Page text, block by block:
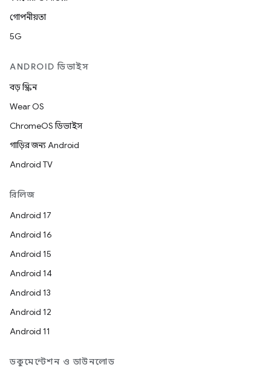
গোপনীয়তা
5G
ANDROID ডিভাইস
বড় স্ক্রিন
Wear OS
ChromeOS ডিভাইস
গাড়ির জন্য Android
Android TV
রিলিজ
Android 17
Android 16
Android 15
Android 14
Android 13
Android 12
Android 11
ডকুমেন্টেশন ও ডাউনলোড